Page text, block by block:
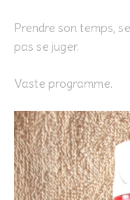
Prendre son temps,
pas se juger.
Vaste programme.